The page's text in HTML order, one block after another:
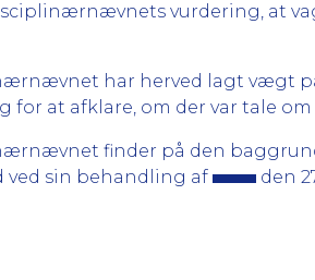
vurdering, at
har herved lagt vægt
for at afklare, om der var tale
finder på den
ved sin behandling af
den